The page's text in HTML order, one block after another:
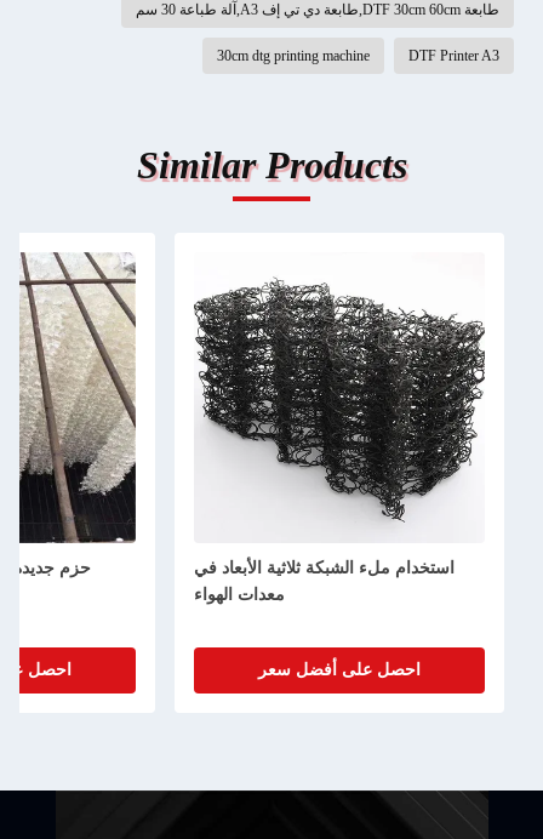
طابعة DTF 30cm 60cm,طابعة دي تي إف A3,آلة طباعة 30 سم
DTF Printer A3
30cm dtg printing machine
Similar Products
استخدام ملء الشبكة ثلاثية الأبعاد في
معدات الهواء
احصل على أفضل سعر
حزم جديدة
احصل